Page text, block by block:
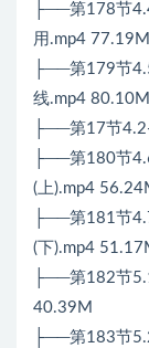
├──第178节
用.mp4 77.19M
├──第179节
线.mp4 80.10M
├──第17节
├──第180节
(上).mp4
├──第181节
(下).mp4
├──第182节
40.39M
├──第183节